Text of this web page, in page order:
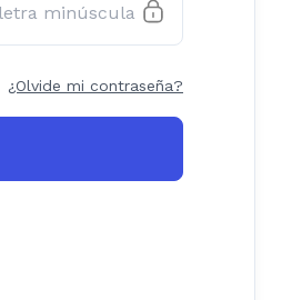
¿Olvide mi contraseña?